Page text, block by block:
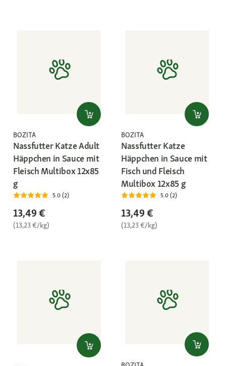
BOZITA
Nassfutter Katze Adult
Häppchen in Sauce mit
Fleisch Multibox 12x85
g
5.0 (2)
13,49 €
(13,23 €/kg)
BOZITA
Nassfutter Katze
Häppchen in Sauce mit
Fisch und Fleisch
Multibox 12x85 g
5.0 (2)
13,49 €
(13,23 €/kg)